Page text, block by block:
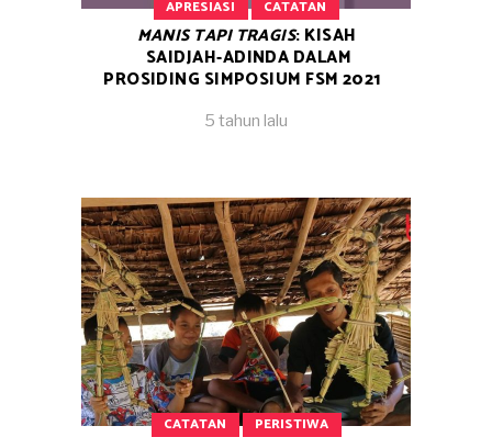
APRESIASI CATATAN
MANIS TAPI TRAGIS: KISAH
SAIDJAH-ADINDA DALAM
PROSIDING SIMPOSIUM FSM 2021
5 tahun lalu
CATATAN PERISTIWA